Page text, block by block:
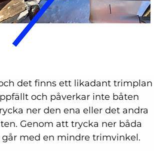
det finns ett likadant trimplan
och påverkar inte båten
ner den ena eller det andra
Genom att trycka ner båda
med en mindre trimvinkel.